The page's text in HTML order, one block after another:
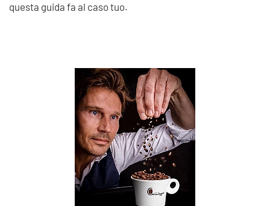
questa guida fa al caso tuo.